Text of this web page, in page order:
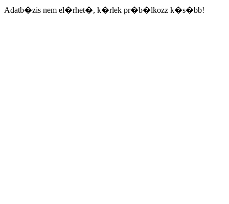
Adatb�zis nem el�rhet�, k�rlek pr�b�lkozz k�s�bb!